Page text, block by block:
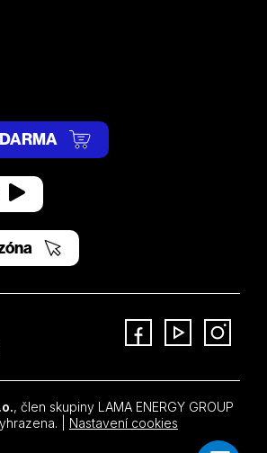
, člen skupiny LAMA ENERGY GROUP
| Nastavení cookies